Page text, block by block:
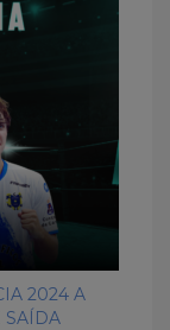
2024 A
SAÍDA